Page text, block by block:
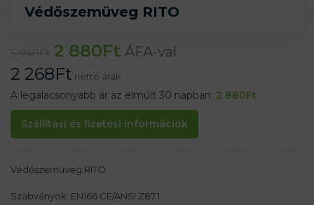
Védőszemüveg RITO
2 880Ft ÁFA-val
2 268Ft nettó árak
A legalacsonyabb ár az elmúlt 30 napban: 2 880Ft
Szállítási és fizetési információk
Védőszemüveg RITO
Szabványok: EN166 CE/ANSI Z87.1